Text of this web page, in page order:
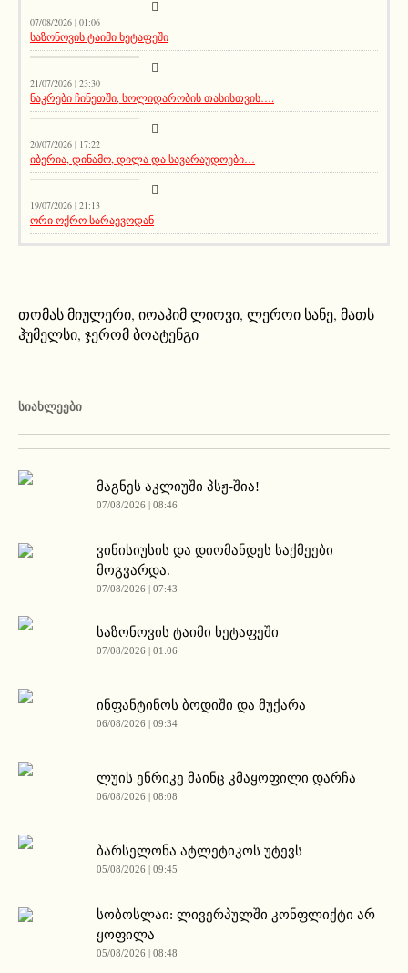
07/08/2026 | 01:06
საზონოვის ტაიმი ხეტაფეში
სიახლეები
21/07/2026 | 23:30
ნაკრები ჩინეთში, სოლიდარობის თასისთვის….
სიახლეები
20/07/2026 | 17:22
იბერია, დინამო, დილა და სავარაუდოები…
მთავარი ამბავი
19/07/2026 | 21:13
ორი ოქრო სარაევოდან
თომას მიულერი, იოაჰიმ ლიოვი, ლეროი სანე, მათს
ჰუმელსი, ჯერომ ბოატენგი
ᲡᲘᲐᲮᲚᲔᲔᲑᲘ
მაგნეს აკლიუში პსჟ-შია!
07/08/2026 | 08:46
ვინისიუსის და დიომანდეს საქმეები
მოგვარდა.
07/08/2026 | 07:43
საზონოვის ტაიმი ხეტაფეში
07/08/2026 | 01:06
ინფანტინოს ბოდიში და მუქარა
06/08/2026 | 09:34
ლუის ენრიკე მაინც კმაყოფილი დარჩა
06/08/2026 | 08:08
ბარსელონა ატლეტიკოს უტევს
05/08/2026 | 09:45
სობოსლაი: ლივერპულში კონფლიქტი არ
ყოფილა
05/08/2026 | 08:48